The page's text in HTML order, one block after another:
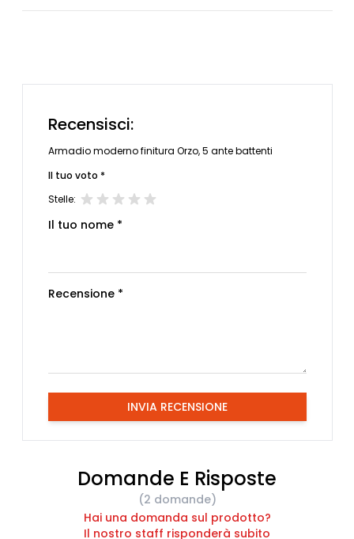
Recensisci:
Armadio moderno finitura Orzo, 5 ante battenti
Il tuo voto *
Stelle:
Il tuo nome *
Recensione *
INVIA RECENSIONE
Domande E Risposte
(2 domande)
Hai una domanda sul prodotto?
Il nostro staff risponderà subito